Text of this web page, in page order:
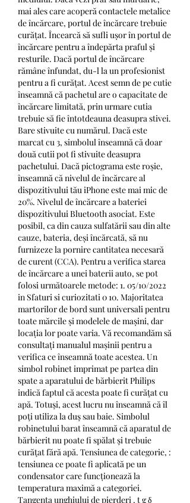
mai ales care acoperă contactele metalice
de încărcare, portul de încărcare trebuie
curățat. Încearcă să sufli ușor în portul de
încărcare pentru a îndepărta praful și
resturile. Dacă portul de încărcare
rămâne înfundat, du-l la un profesionist
pentru a fi curățat. Acest semn de pe cutie
înseamnă că pachetul are o capacitate de
încărcare limitată, prin urmare cutia
trebuie să fie întotdeauna deasupra stivei.
Bare stivuite cu numărul. Dacă este
marcat cu 3, simbolul înseamnă că doar
două cutii pot fi stivuite deasupra
pachetului. Dacă pictograma este roșie,
înseamnă că nivelul de încărcare al
dispozitivului tău iPhone este mai mic de
20%. Nivelul de încărcare a bateriei
dispozitivului Bluetooth asociat. Este
posibil, ca din cauza sulfatării sau din alte
cauze, bateria, deși încărcată, să nu
furnizeze la pornire cantitatea necesară
de curent (CCA). Pentru a verifica starea
de încărcare a unei baterii auto, se pot
folosi următoarele metode: 1. 05/10/2022
in Sfaturi si curiozitati 0 10. Majoritatea
martorilor de bord sunt universali pentru
toate mărcile și modelele de mașini, dar
locația lor poate varia. Vă recomandăm să
consultați manualul mașinii pentru a
verifica ce înseamnă toate acestea. Un
simbol robinet imprimat pe partea din
spate a aparatului de bărbierit Philips
indică faptul că acesta poate fi curăţat cu
apă. Totuşi, acest lucru nu înseamnă că îl
poţi utiliza la duş sau baie. Simbolul
robinetului barat înseamnă că aparatul de
bărbierit nu poate fi spălat şi trebuie
curăţat fără apă. Tensiunea de categorie, :
tensiunea ce poate fi aplicată pe un
condensator care funcționează la
temperatura maximă a categoriei.
Tangenta unghiului de pierderi , t g δ